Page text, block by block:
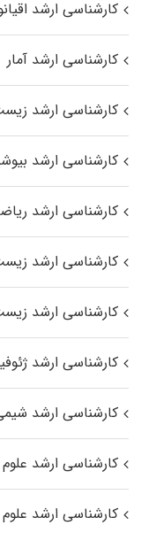
کارشناسی ارشد
کارشناسی ارشد آمار
کارشناسی ارشد
کارشناسی ارشد
کارشناسی ارشد
کارشناسی ارشد
کارشناسی ارشد
کارشناسی ارشد
کارشناسی ارشد
کارشناسی ارشد
کارشناسی ارشد